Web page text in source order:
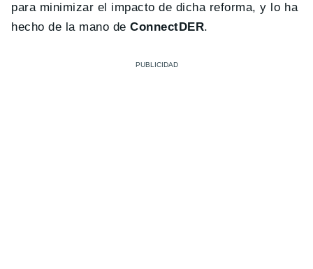
para minimizar el impacto de dicha reforma, y lo ha
hecho de la mano deConnectDER.